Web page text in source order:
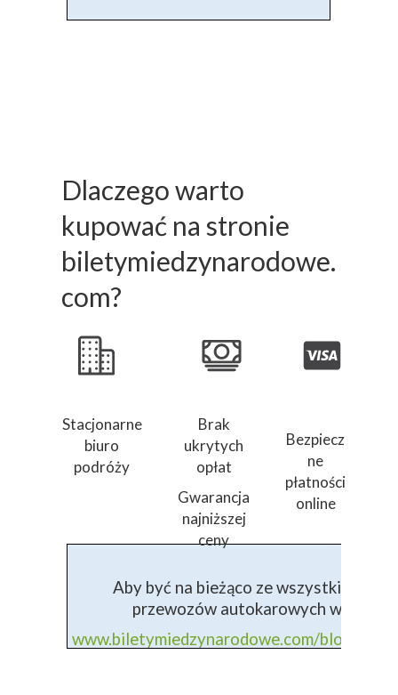
Bezpiecz
ne
płatności
online
Brak
ukrytych
opłat
Gwarancja
najniższej
ceny
Stacjonarne
biuro
podróży
Dlaczego warto
kupować na stronie
biletymiedzynarodowe.
com?
Aby być na bieżąco ze wszystkimi
przewozów autokarowych wejdź na
www.biletymiedzynarodowe.com/